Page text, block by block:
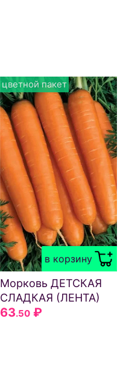
в корзину
цветной пакет
Морковь ДЕТСКАЯ
СЛАДКАЯ (ЛЕНТА)
63.50 ₽